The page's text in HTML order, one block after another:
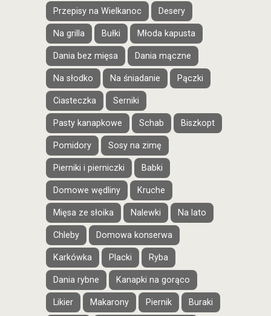
Przepisy na Wielkanoc Desery
Na grilla Bułki Młoda kapusta
Dania bez mięsa Dania mączne
Na słodko Na śniadanie Pączki
Ciasteczka Serniki
Pasty kanapkowe Schab Biszkopt
Pomidory Sosy na zimę
Pierniki i pierniczki Babki
Domowe wędliny Kruche
Mięsa ze słoika Nalewki Na lato
Chleby Domowa konserwa
Karkówka Placki Ryba
Dania rybne Kanapki na gorąco
Likier Makarony Piernik Buraki